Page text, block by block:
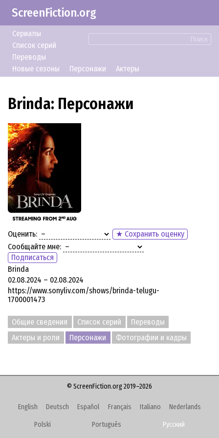
ScreenFiction.org
Поиск
Сериалы
Список серий
Переводы
Новые сезоны
Персонажи Актеры
Brinda: Персонажи
Оценить:
★ Сохранить оценку
Сообщайте мне:
Подписаться
Brinda
02.08.2024 – 02.08.2024
https://www.sonyliv.com/shows/brinda-telugu-
1700001473
Общие сведения Список серий
Переводы
Актеры и роли
Персонажи Фотографии и кадры
© ScreenFiction.org 2019–2026
English Deutsch Español Français Italiano Nederlands
Polski Português Русский